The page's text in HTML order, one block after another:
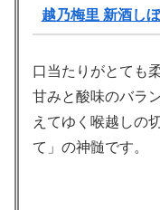
越乃梅里 新酒し
口当たりがとても
甘みと酸味のバラ
えてゆく喉越しの
て」の神髄です。